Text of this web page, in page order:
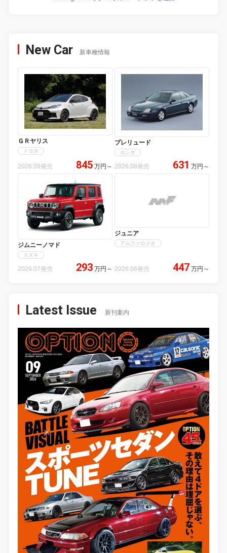
New Car 新車種情報
ＧＲヤリス
トヨタ
2026.08発売 845 万円 ～
プレリュード
ホンダ
2026.08発売 631 万円 ～
ジムニーノマド
スズキ
2026.07発売 293 万円 ～
ジュニア
アルファロメオ
2026.06発売 447 万円 ～
Latest Issue 新刊案内